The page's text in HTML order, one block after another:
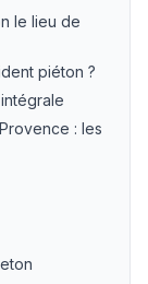
le lieu de
piéton ?
: les